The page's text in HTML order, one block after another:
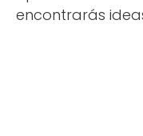
encontrarás